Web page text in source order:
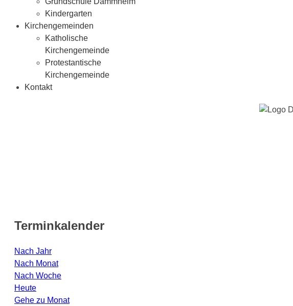
Kindergarten
Kirchengemeinden
Katholische
Kirchengemeinde
Protestantische
Kirchengemeinde
Kontakt
Terminkalender
Nach Jahr
Nach Monat
Nach Woche
Heute
Gehe zu Monat